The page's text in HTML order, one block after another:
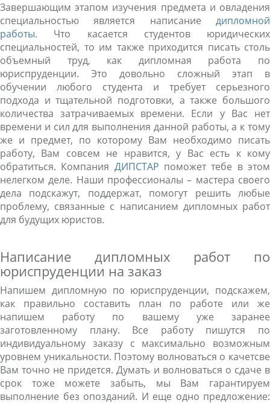
Завершающим этапом изучения предмета и овладения
специальностью является написание дипломной
работы. Что касается студентов юридических
специальностей, то им также приходится писать столь
объемный труд, как дипломная работа по
юриспруденции. Это довольно сложный этап в
обучении любого студента и требует серьезного
подхода и тщательной подготовки, а также большого
количества затрачиваемых времени. Если у Вас нет
времени и сил для выполнения данной работы, а к тому
же и предмет, по которому Вам необходимо писать
работу, Вам совсем не нравится, у Вас есть к кому
обратиться. Компания ДИПСТАР поможет тебе в этом
нелегком деле. Наши профессионалы – мастера своего
дела подскажут, поддержат, помогут решить любые
проблему, связанные с написанием дипломных работ
для будущих юристов.
Написание дипломных работ по
юриспруденции на заказ
Напишем дипломную по юриспруденции, подскажем,
как правильно составить план по работе или же
напишем работу по вашему уже заранее
заготовленному плану. Все работу пишутся по
индивидуальному заказу с максимально возможным
уровнем уникальности. Поэтому волноваться о качетсве
Вам точно не придется. Думать и волноваться о сдаче в
срок тоже можете забыть, мы Вам гарантируем
выполнение без опозданий. И еще одно предложение: